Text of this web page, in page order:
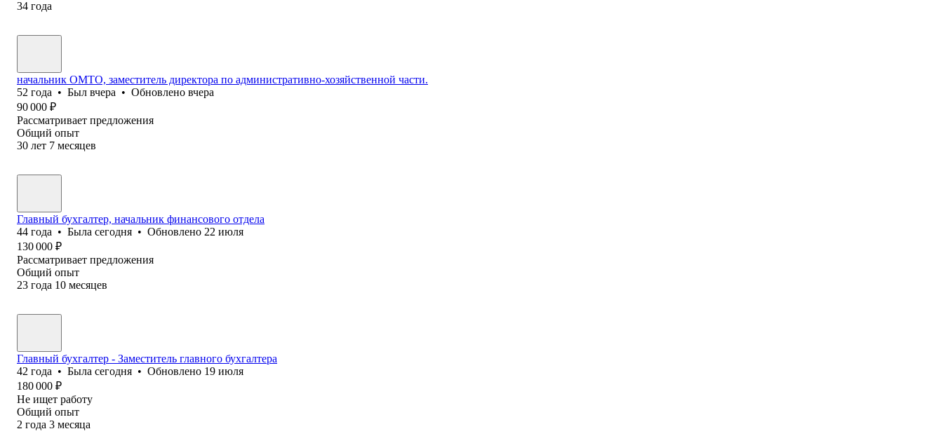
34 года
начальник ОМТО, заместитель директора по административно-хозяйственной части.
52 года • Был вчера • Обновлено вчера
90 000 ₽
Рассматривает предложения
Общий опыт
30 лет 7 месяцев
Главный бухгалтер, начальник финансового отдела
44 года • Была сегодня • Обновлено 22 июля
130 000 ₽
Рассматривает предложения
Общий опыт
23 года 10 месяцев
Главный бухгалтер - Заместитель главного бухгалтера
42 года • Была сегодня • Обновлено 19 июля
180 000 ₽
Не ищет работу
Общий опыт
2 года 3 месяца